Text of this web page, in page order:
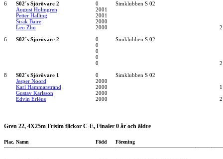
6
S02´s Sjörövare 2 0
Simklubben S 02
August Holmgren
2001
Petter Halling
2001
Sirak Baire
2000
Leo Zhu
2000
6
S02´s Sjörövare 2 0
Simklubben S 02
0
0
0
0
8
S02´s Sjörövare 1 0
Simklubben S 02
Jesper Noord
2000
Karl Hammarstrand
2000
Gustav Karlsson
2000
Edvin Erléus
2000
Gren 22, 4X25m Frisim flickor C-E, Finaler 0 år och äldre
Plac. Namn Född Förening